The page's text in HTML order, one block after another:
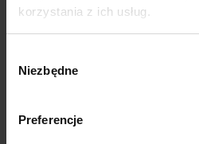
korzystania z ich usług.
zgody
Niezbędne
Preferencje
Co wyróżnia dywany z kolekcji
– tworzone przy użyciu naturalnych